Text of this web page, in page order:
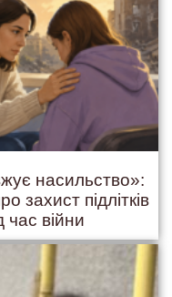
насильство»:
захист підлітків
час війни